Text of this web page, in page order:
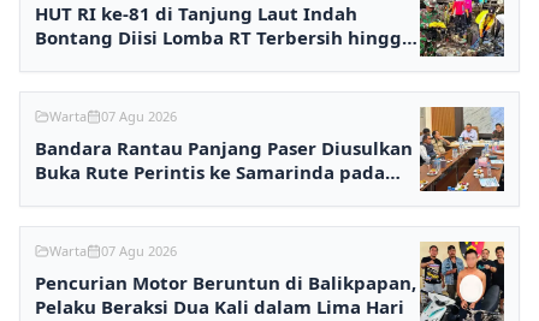
HUT RI ke-81 di Tanjung Laut Indah
Bontang Diisi Lomba RT Terbersih hingga
Warta 07 Agu 2026
Bandara Rantau Panjang Paser Diusulkan
Buka Rute Perintis ke Samarinda pada
Warta 07 Agu 2026
Pencurian Motor Beruntun di Balikpapan,
Pelaku Beraksi Dua Kali dalam Lima Hari